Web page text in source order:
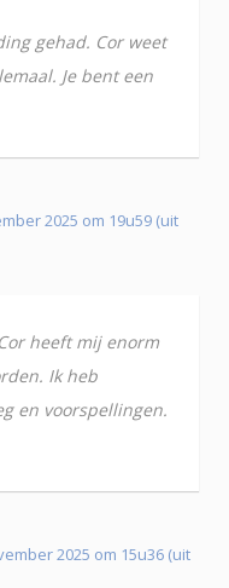
gehad. Cor weet
Je bent een
2025 om 19u59 (uit
heeft mij enorm
Ik heb
en voorspellingen.
2025 om 15u36 (uit